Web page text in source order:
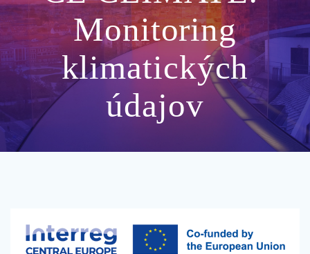
Monitoring
klimatických
údajov